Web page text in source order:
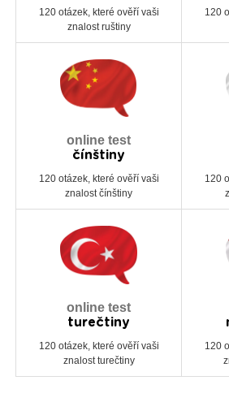
120 otázek, které ověří vaši
znalost ruštiny
120
online test
čínštiny
120 otázek, které ověří vaši
znalost čínštiny
120
online test
turečtiny
120 otázek, které ověří vaši
znalost turečtiny
120